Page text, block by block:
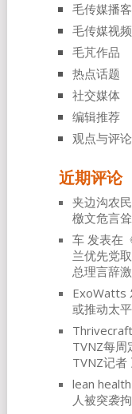
毛传媒播客
毛传媒视频
毛芃作品
热点话题
社交媒体
编辑推荐
观点与评论
近期评论
夹边沟农民
檄文危言
车发表在
兰优先党
总理言辞
ExoWatts
或推动太
TVNZ每周
TVNZ记者
lean
人被突袭